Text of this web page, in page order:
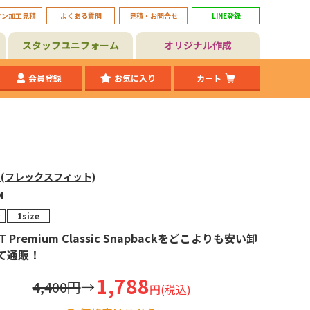
加工見積 よくある質問 見積・お問合せ LINE登録
スタッフユニフォーム オリジナル作成
会員登録 お気に入り カート
フレックスフィット)
1size
Premium Classic Snapbackをどこよりも安い卸
通販！
4,400円→1,788円(税込)